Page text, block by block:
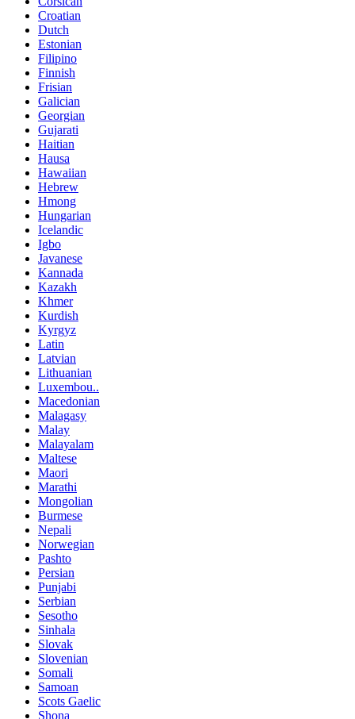
Croatian
Dutch
Estonian
Filipino
Finnish
Frisian
Galician
Georgian
Gujarati
Haitian
Hausa
Hawaiian
Hebrew
Hmong
Hungarian
Icelandic
Igbo
Javanese
Kannada
Kazakh
Khmer
Kurdish
Kyrgyz
Latin
Latvian
Lithuanian
Luxembou..
Macedonian
Malagasy
Malay
Malayalam
Maltese
Maori
Marathi
Mongolian
Burmese
Nepali
Norwegian
Pashto
Persian
Punjabi
Serbian
Sesotho
Sinhala
Slovak
Slovenian
Somali
Samoan
Scots Gaelic
Shona